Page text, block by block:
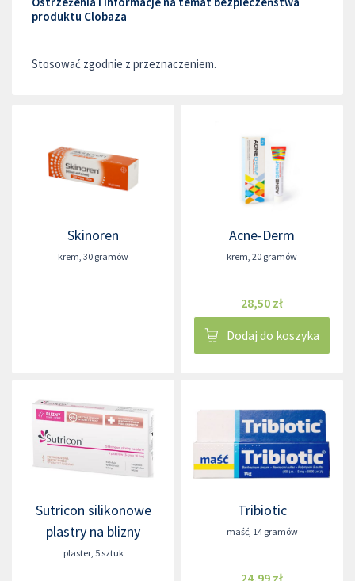
produktu Clobaza
Stosować zgodnie z przeznaczeniem.
Skinoren
krem, 30 gramów
Acne-Derm
krem, 20 gramów
28,50 zł
Dodaj do koszyka
Sutricon silikonowe
plastry na blizny
plaster, 5 sztuk
Tribiotic
maść, 14 gramów
24,99 zł